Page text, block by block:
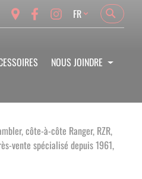
Search
Search
Language
FR
NOUS JOINDRE
côte-à-côte Ranger, RZR,
vente spécialisé depuis 1961,